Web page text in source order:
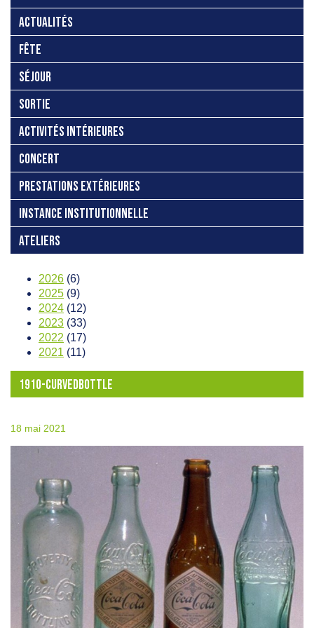
ACTUALITÉS
FÊTE
SÉJOUR
SORTIE
ACTIVITÉS INTÉRIEURES
CONCERT
PRESTATIONS EXTÉRIEURES
INSTANCE INSTITUTIONNELLE
ATELIERS
2026 (6)
2025 (9)
2024 (12)
2023 (33)
2022 (17)
2021 (11)
1910-CURVEDBOTTLE
18 mai 2021